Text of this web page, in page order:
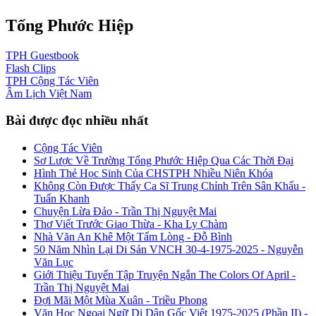
Tống Phước Hiệp
TPH Guestbook
Flash Clips
TPH Cộng Tác Viên
Âm Lịch Việt Nam
Bài được đọc nhiều nhất
Cộng Tác Viên
Sơ Lược Về Trường Tống Phước Hiệp Qua Các Thời Đại
Hình Thẻ Học Sinh Của CHSTPH Nhiều Niên Khóa
Không Còn Được Thấy Ca Sĩ Trung Chỉnh Trên Sân Khấu -
Tuấn Khanh
Chuyện Lừa Đảo - Trần Thị Nguyệt Mai
Thơ Viết Trước Giao Thừa - Kha Ly Chàm
Nhà Văn An Khê Một Tấm Lòng - Đỗ Bình
50 Năm Nhìn Lại Di Sản VNCH 30-4-1975-2025 - Nguyễn
Văn Lục
Giới Thiệu Tuyển Tập Truyện Ngắn The Colors Of April -
Trần Thị Nguyệt Mai
Đợi Mãi Một Mùa Xuân - Triều Phong
Văn Học Ngoại Ngữ Di Dân Gốc Việt 1975-2025 (Phần II) -